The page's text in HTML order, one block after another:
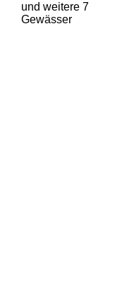
und weitere 7
Gewässer